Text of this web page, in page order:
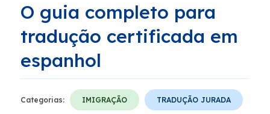
O guia completo para
tradução certificada em
espanhol
Categorias: IMIGRAÇÃO TRADUÇÃO JURADA